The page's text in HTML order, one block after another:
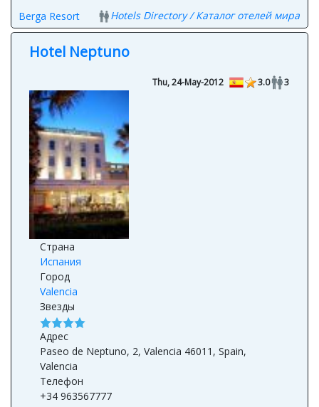
Berga Resort Hotels Directory / Каталог отелей мира
Hotel Neptuno
Thu, 24-May-2012 3.0 3
Страна
Испания
Город
Valencia
Звезды
Адрес
Paseo de Neptuno, 2, Valencia 46011, Spain,
Valencia
Телефон
+34 963567777